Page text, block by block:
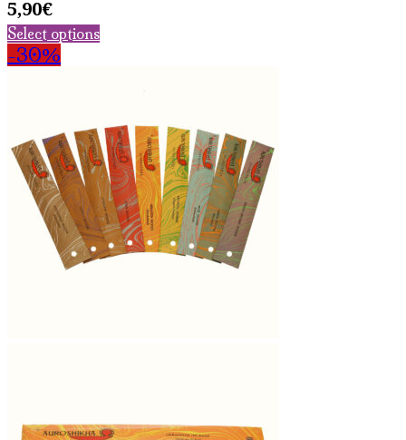
5,90€
Select options
-30%